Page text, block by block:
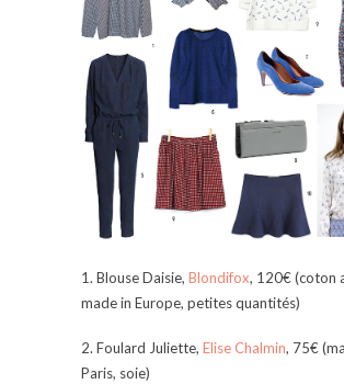
1. Blouse Daisie, Blondifox, 120€ (coton
made in Europe, petites quantités)
2. Foulard Juliette, Elise Chalmin, 75€
Paris, soie)